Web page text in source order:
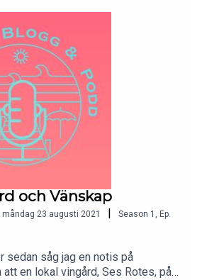
och Vänskap
måndag 23 augusti 2021 | Season 1 , Ep.
sedan såg jag en notis på
att en lokal vingård, Ses Rotes, på